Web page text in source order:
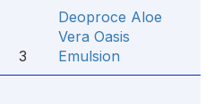
3
Deoproce Aloe
Vera Oasis
Emulsion